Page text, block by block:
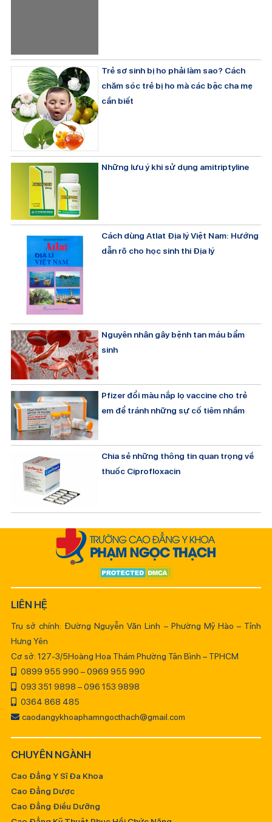
Trẻ sơ sinh bị ho phải làm sao? Cách
chăm sóc trẻ bị ho mà các bậc cha mẹ
cần biết
Những lưu ý khi sử dụng amitriptyline
Cách dùng Atlat Địa lý Việt Nam: Hướng
dẫn rõ cho học sinh thi Địa lý
Nguyên nhân gây bệnh tan máu bẩm
sinh
Pfizer đổi màu nắp lọ vaccine cho trẻ
em để tránh những sự cố tiêm nhầm
Chia sẻ những thông tin quan trọng về
thuốc Ciprofloxacin
LIÊN HỆ
Trụ sở chính: Đường Nguyễn Văn Linh – Phường Mỹ Hào – Tỉnh
Hưng Yên
Cơ sở: 127-3/5Hoàng Hoa Thám Phường Tân Bình – TPHCM
0899 955 990 – 0969 955 990
093 351 9898 – 096 153 9898
0364 868 485
caodangykhoaphamngocthach@gmail.com
CHUYÊN NGÀNH
Cao Đẳng Y Sĩ Đa Khoa
Cao Đẳng Dược
Cao Đẳng Điều Dưỡng